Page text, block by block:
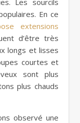
Les sourcils
En ce
extensions
d’être très
longs et lisses
courtes et
sont plus
plus chauds
observé une